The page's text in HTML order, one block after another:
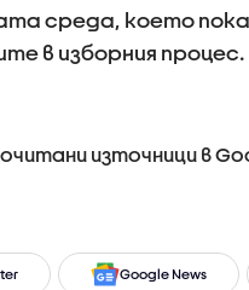
среда, което
в изборния процес.
източници в
Google News